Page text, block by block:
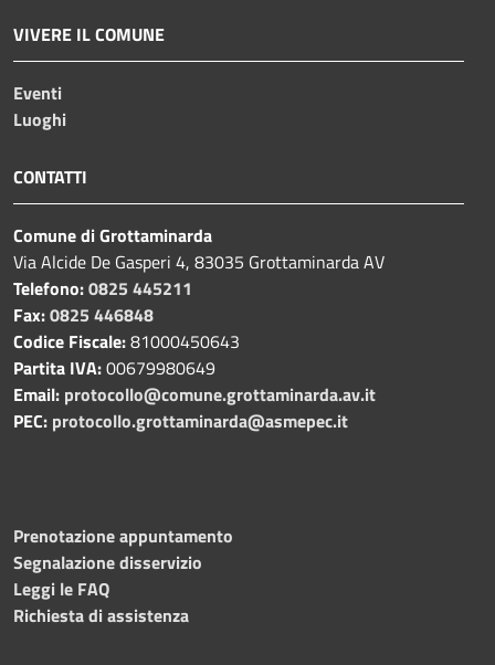
VIVERE IL COMUNE
Eventi
Luoghi
CONTATTI
Comune di Grottaminarda
Via Alcide De Gasperi 4, 83035 Grottaminarda AV
Telefono:0825 445211
Fax:0825 446848
Codice Fiscale:81000450643
Partita IVA:00679980649
Email: protocollo@comune.grottaminarda.av.it
PEC: protocollo.grottaminarda@asmepec.it
Prenotazione appuntamento
Segnalazione disservizio
Leggi le FAQ
Richiesta di assistenza